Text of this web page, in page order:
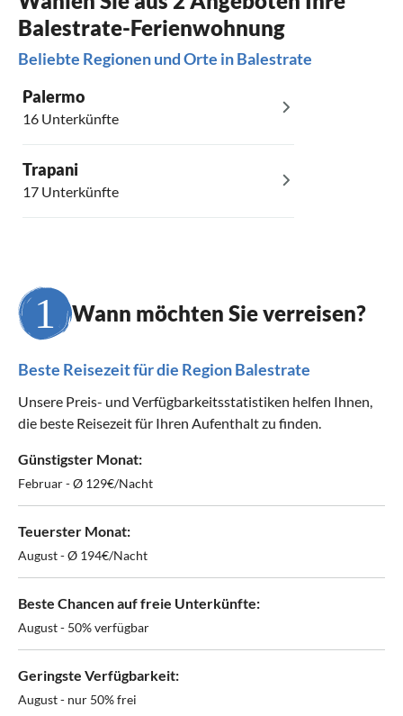
Balestrate-Ferienwohnung
Beliebte Regionen und Orte in Balestrate
Palermo
16 Unterkünfte
Trapani
17 Unterkünfte
Wann möchten Sie verreisen?
Beste Reisezeit für die Region Balestrate
Unsere Preis- und Verfügbarkeitsstatistiken helfen Ihnen,
die beste Reisezeit für Ihren Aufenthalt zu finden.
Günstigster Monat:
Februar - Ø 129€/Nacht
Teuerster Monat:
August - Ø 194€/Nacht
Beste Chancen auf freie Unterkünfte:
August - 50% verfügbar
Geringste Verfügbarkeit:
August - nur 50% frei